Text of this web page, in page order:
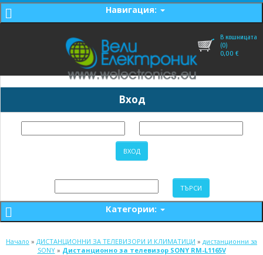
Навигация:
В кошницата
(0)
0,00 €
Вход
Категории:
Начало » ДИСТАНЦИОННИ ЗА ТЕЛЕВИЗОРИ И КЛИМАТИЦИ » дистанционни за
SONY» Дистанционно за телевизор SONY RM-L1165V